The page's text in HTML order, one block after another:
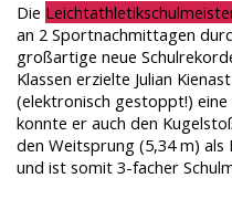
Die
an 2 Sportnachmittagen
großartige neue
Klassen erzielte Julian
(elektronisch gestoppt!)
konnte er auch den
den Weitsprung (5,34 m) als
und ist somit 3-facher